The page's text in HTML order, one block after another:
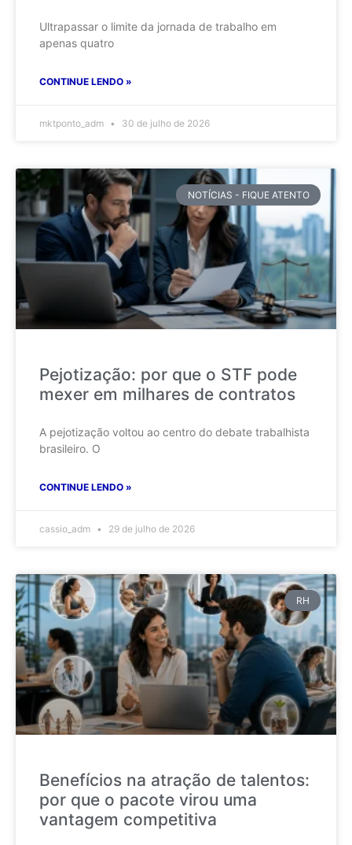
Ultrapassar o limite da jornada de trabalho em
apenas quatro
CONTINUE LENDO »
mktponto_adm 30 de julho de 2026
NOTÍCIAS - FIQUE ATENTO
Pejotização: por que o STF pode
mexer em milhares de contratos
A pejotização voltou ao centro do debate trabalhista
brasileiro. O
CONTINUE LENDO »
cassio_adm 29 de julho de 2026
RH
Benefícios na atração de talentos:
por que o pacote virou uma
vantagem competitiva